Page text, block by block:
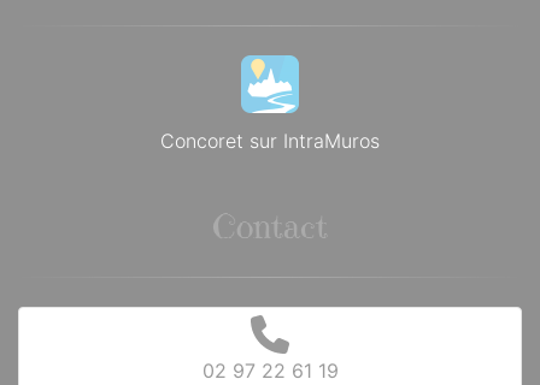
Concoret sur IntraMuros
Contact
02 97 22 61 19